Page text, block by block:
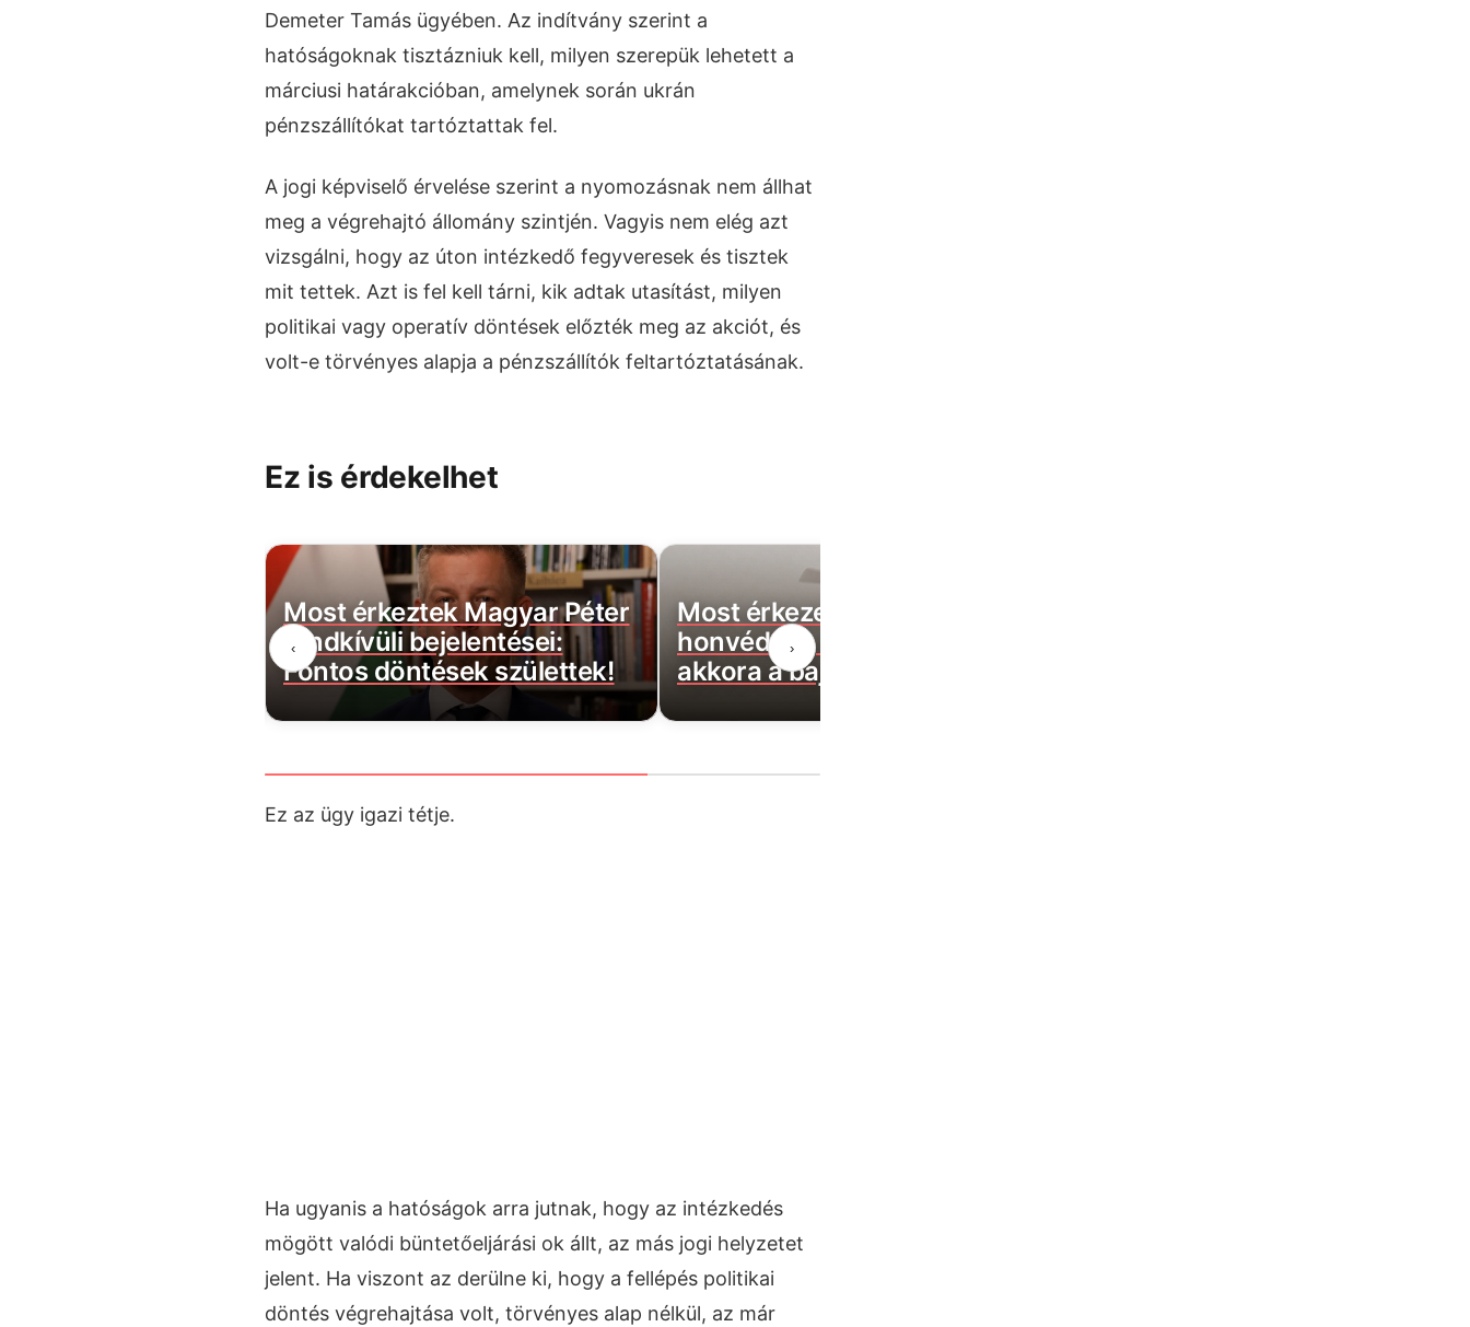
Demeter Tamás ügyében. Az indítvány szerint a
hatóságoknak tisztázniuk kell, milyen szerepük lehetett a
márciusi határakcióban, amelynek során ukrán
pénzszállítókat tartóztattak fel.
A jogi képviselő érvelése szerint a nyomozásnak nem állhat
meg a végrehajtó állomány szintjén. Vagyis nem elég azt
vizsgálni, hogy az úton intézkedő fegyveresek és tisztek
mit tettek. Azt is fel kell tárni, kik adtak utasítást, milyen
politikai vagy operatív döntések előzték meg az akciót, és
volt-e törvényes alapja a pénzszállítók feltartóztatásának.
Ez is érdekelhet
‹
Most érkeztek Magyar Péter
rendkívüli bejelentései:
Fontos döntések születtek!
Most érkezett: Felszálltak a
honvédség helikopterei,
akkora a baj
›
Ez az ügy igazi tétje.
Ha ugyanis a hatóságok arra jutnak, hogy az intézkedés
mögött valódi büntetőeljárási ok állt, az más jogi helyzetet
jelent. Ha viszont az derülne ki, hogy a fellépés politikai
döntés végrehajtása volt, törvényes alap nélkül, az már